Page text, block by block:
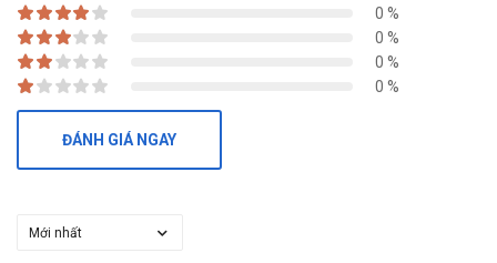
0 %
0 %
0 %
0 %
ĐÁNH GIÁ NGAY